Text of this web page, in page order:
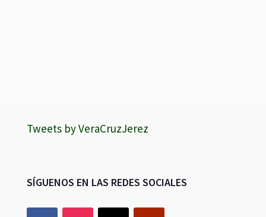
Tweets by VeraCruzJerez
SÍGUENOS EN LAS REDES SOCIALES